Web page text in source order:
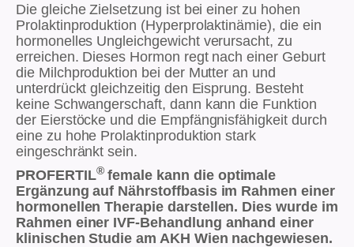
Die gleiche Zielsetzung ist bei einer zu hohen
Prolaktinproduktion (Hyperprolaktinämie), die ein
hormonelles Ungleichgewicht verursacht, zu
erreichen. Dieses Hormon regt nach einer Geburt
die Milchproduktion bei der Mutter an und
unterdrückt gleichzeitig den Eisprung. Besteht
keine Schwangerschaft, dann kann die Funktion
der Eierstöcke und die Empfängnisfähigkeit durch
eine zu hohe Prolaktinproduktion stark
eingeschränkt sein.
PROFERTIL®female kann die optimale
Ergänzung auf Nährstoffbasis im Rahmen einer
hormonellen Therapie darstellen. Dies wurde im
Rahmen einer IVF-Behandlung anhand einer
klinischen Studie am AKH Wien nachgewiesen.